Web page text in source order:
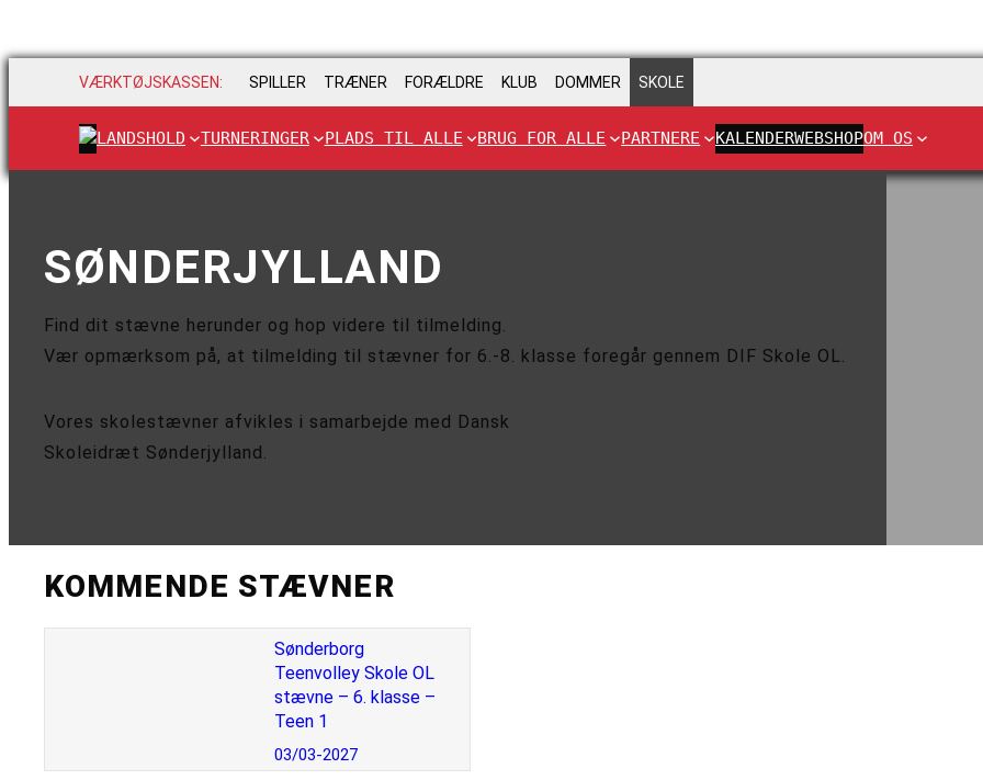
VÆRKTØJSKASSEN: SPILLER TRÆNER FORÆLDRE KLUB DOMMER SKOLE
LANDSHOLD TURNERINGER PLADS TIL ALLE BRUG FOR ALLE PARTNERE KALENDERWEBSHOPOM OS
SØNDERJYLLAND
Find dit stævne herunder og hop videre til tilmelding.
Vær opmærksom på, at tilmelding til stævner for 6.-8. klasse foregår gennem DIF Skole OL.
Vores skolestævner afvikles i samarbejde med Dansk
Skoleidræt Sønderjylland.
KOMMENDE STÆVNER
Sønderborg
Teenvolley Skole OL
stævne – 6. klasse –
Teen 1
03/03-2027